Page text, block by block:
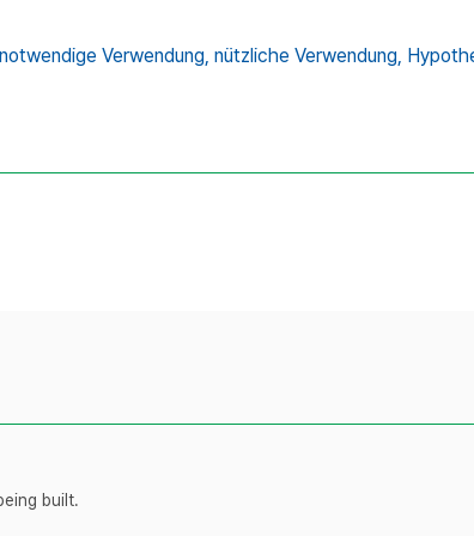
notwendige Verwendung, nützliche Verwendung,
built.